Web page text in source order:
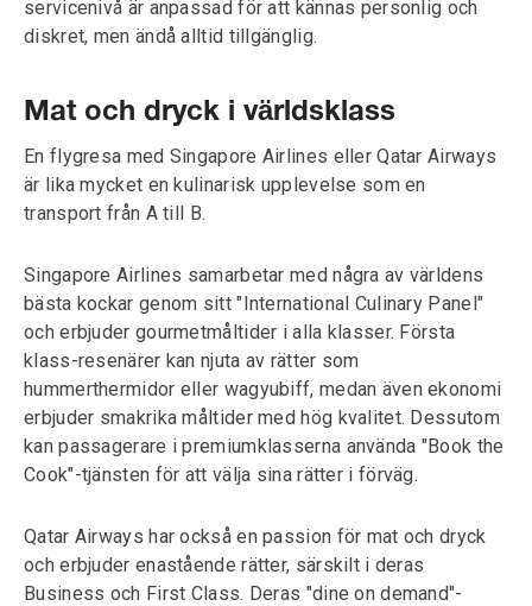
servicenivå är anpassad för att kännas personlig och
diskret, men ändå alltid tillgänglig.
Mat och dryck i världsklass
En flygresa med Singapore Airlines eller Qatar Airways
är lika mycket en kulinarisk upplevelse som en
transport från A till B.
Singapore Airlines samarbetar med några av världens
bästa kockar genom sitt "International Culinary Panel"
och erbjuder gourmetmåltider i alla klasser. Första
klass-resenärer kan njuta av rätter som
hummerthermidor eller wagyubiff, medan även ekonomi
erbjuder smakrika måltider med hög kvalitet. Dessutom
kan passagerare i premiumklasserna använda "Book the
Cook"-tjänsten för att välja sina rätter i förväg.
Qatar Airways har också en passion för mat och dryck
och erbjuder enastående rätter, särskilt i deras
Business och First Class. Deras "dine on demand"-